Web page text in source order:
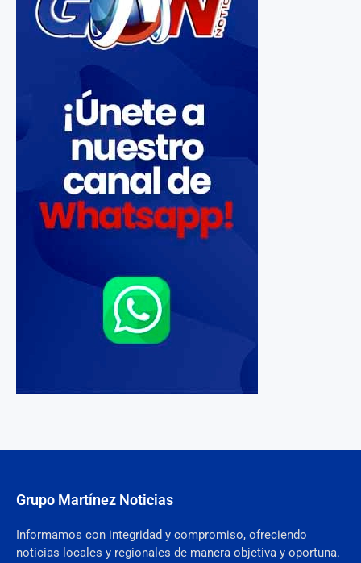
Grupo Martínez Noticias
Informamos con integridad y compromiso, ofreciendo
noticias locales y regionales de manera objetiva y oportuna.